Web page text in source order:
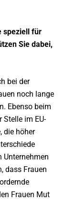
speziell für
Sie dabei,
bei der
noch lange
Ebenso beim
Stelle im EU-
die höher
Unternehmen
dass Frauen
Frauen Mut